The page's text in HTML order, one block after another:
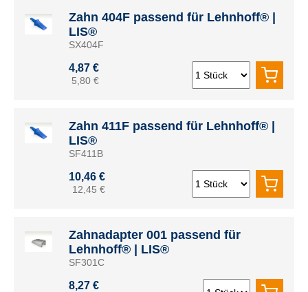
Zahn 404F passend für Lehnhoff® |
LIS®
SX404F
4,87 €
5,80 €
Zahn 411F passend für Lehnhoff® |
LIS®
SF411B
10,46 €
12,45 €
Zahnadapter 001 passend für
Lehnhoff® | LIS®
SF301C
8,27 €